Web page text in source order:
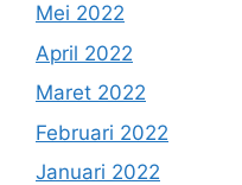
Mei 2022
April 2022
Maret 2022
Februari 2022
Januari 2022